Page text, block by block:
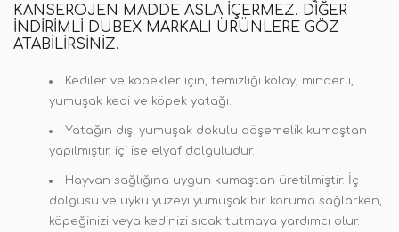
KANSEROJEN MADDE ASLA IÇERMEZ. DIĞER
INDIRIMLI DUBEX MARKALI ÜRÜNLERE GÖZ
ATABILIRSINIZ.
Kediler ve köpekler için, temizliği kolay, minderli,
yumuşak kedi ve köpek yatağı.
Yatağın dışı yumuşak dokulu döşemelik kumaştan
yapılmıştır, içi ise elyaf dolguludur.
Hayvan sağlığına uygun kumaştan üretilmiştir. İç
dolgusu ve uyku yüzeyi yumuşak bir koruma sağlarken,
köpeğinizi veya kedinizi sıcak tutmaya yardımcı olur.